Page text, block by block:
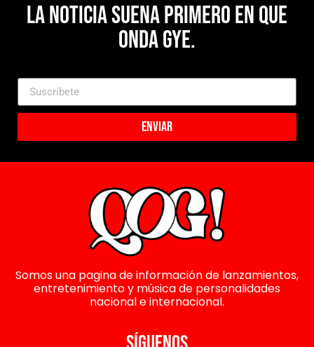
La noticia suena primero en Que
Onda Gye.
Enviar
Somos una pagina de información de lanzamientos,
entretenimiento y música de personalidades
nacional e internacional.